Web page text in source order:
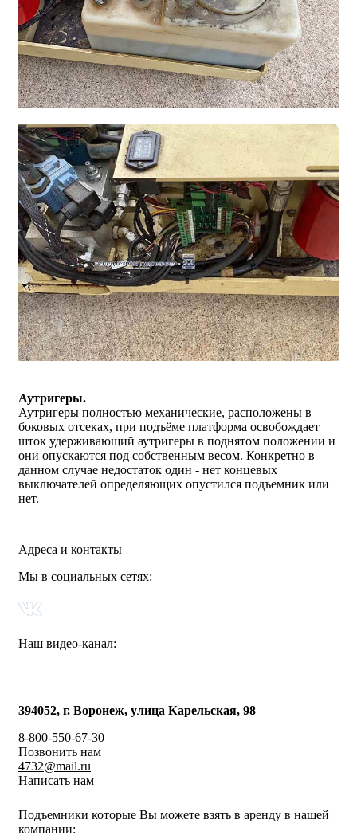
Аутригеры.
Аутригеры полностью механические, расположены в
боковых отсеках, при подъёме платформа освобождает
шток удерживающий аутригеры в поднятом положении и
они опускаются под собственным весом. Конкретно в
данном случае недостаток один - нет концевых
выключателей определяющих опустился подъемник или
нет.
Адреса и контакты
Мы в социальных сетях:
Наш видео-канал:
394052, г. Воронеж, улица Карельская, 98
8-800-550-67-30
Позвонить нам
4732@mail.ru
Написать нам
Подъемники которые Вы можете взять в аренду в нашей
компании: